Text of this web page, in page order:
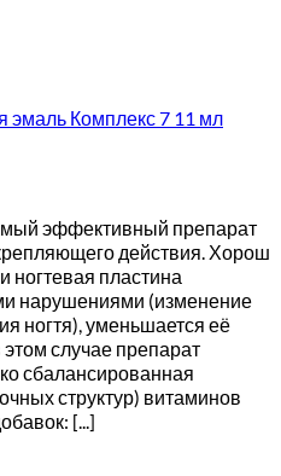
эмаль Комплекс 7 11 мл
эффективный препарат
действия. Хорош
ногтевая пластина
нарушениями (изменение
ногтя), уменьшается её
случае препарат
сбалансированная
структур) витаминов
[...]